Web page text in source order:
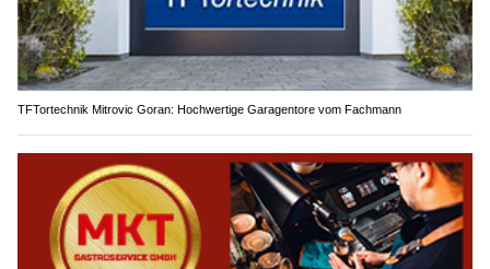
TFTortechnik Mitrovic Goran: Hochwertige Garagentore vom Fachmann